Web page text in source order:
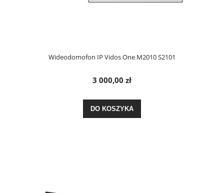
Wideodomofon IP Vidos One M2010 S2101
3 000,00 zł
DO KOSZYKA